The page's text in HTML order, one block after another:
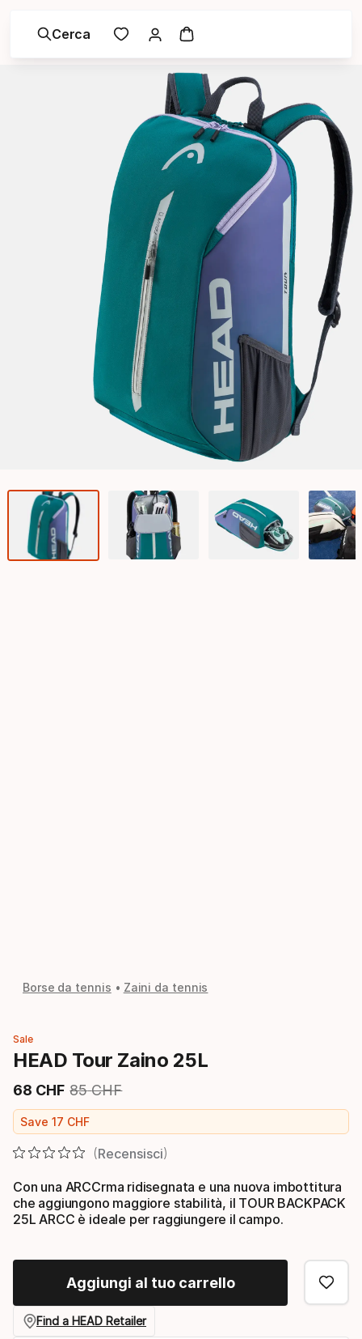
Cerca
Borse da tennis Zaini da tennis
Sale
HEAD Tour Zaino 25L
68 CHF
Prezzo finale
85 CHF
Prezzo originale
Save 17 CHF
Recensisci
Con una ARCCrma ridisegnata e una nuova imbottitura
che aggiungono maggiore stabilità, il TOUR BACKPACK
25L ARCC è ideale per raggiungere il campo.
Aggiungi al tuo carrello
Find a HEAD Retailer